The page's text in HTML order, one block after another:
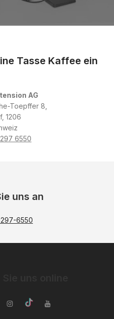
Tasse Kaffee ein
AG
Toepffer 8,
1206
6550
uns an
6550